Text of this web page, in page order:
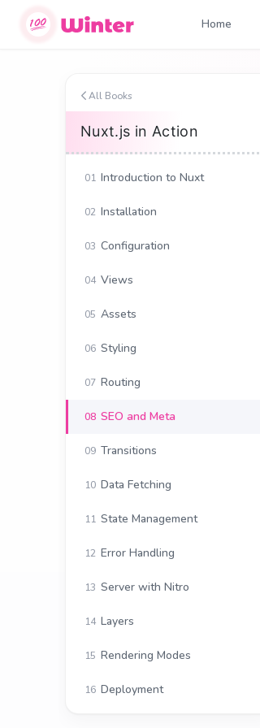
Home
All Books
Nuxt.js in Action
01 Introduction to Nuxt
02 Installation
03 Configuration
04 Views
05 Assets
06 Styling
07 Routing
08 SEO and Meta
09 Transitions
10 Data Fetching
11 State Management
12 Error Handling
13 Server with Nitro
14 Layers
15 Rendering Modes
16 Deployment